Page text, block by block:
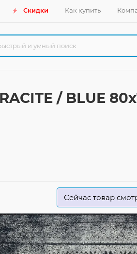
Скидки Как купить
/ BLUE
Сейчас товар